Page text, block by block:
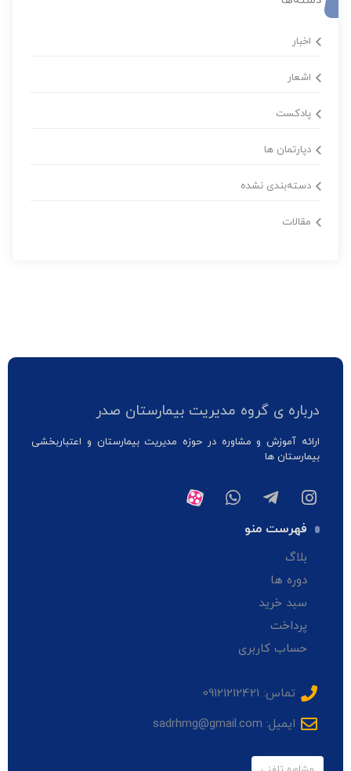
اخبار
اشعار
پادکست
دپارتمان ها
دسته‌بندی نشده
مقالات
درباره ی گروه مدیریت بیمارستان صدر
ارائه آموزش و مشاوره در حوزه مدیریت بیمارستان و اعتباربخشی
بیمارستان ها
فهرست منو
بلاگ
دوره ها
سبد خرید
پرداخت
حساب کاربری
تماس: 09121212421
ایمیل: sadrhmg@gmail.com